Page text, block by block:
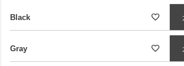
Black
Gray